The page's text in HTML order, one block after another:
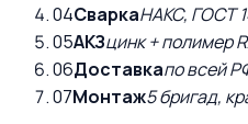
04СваркаНАКС, ГОСТ
05АКЗцинк + полимер
06Доставкапо всей
07Монтаж5 бригад,